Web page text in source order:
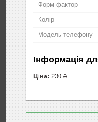
Форм-фактор
Колір
Модель телефону
Інформація
Ціна: 230 ₴